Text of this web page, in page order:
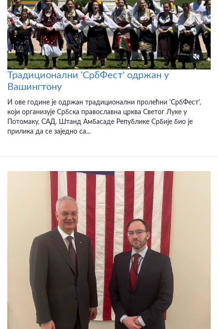
Традиционални 'СрбФест' одржан у
Вашингтону
И ове године је одржан традиционални пролећни 'СрбФест',
који организује Србска православна црква Светог Луке у
Потомаку, САД. Штанд Амбасаде Републике Србије био је
прилика да се заједно са...